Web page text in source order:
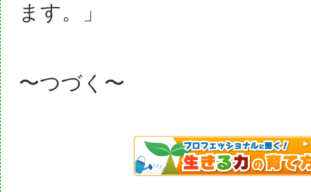
ます。」
〜つづく〜